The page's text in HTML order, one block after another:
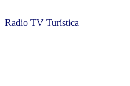
Radio TV Turística